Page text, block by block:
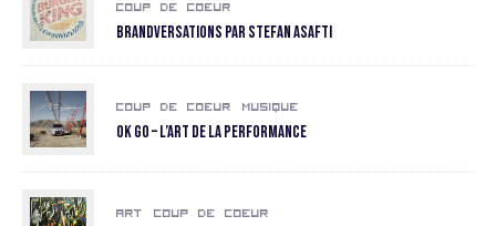
Coup de coeur
Brandversations par Stefan Asafti
Coup de coeur Musique
OK GO – L’art de la performance
Art Coup de coeur